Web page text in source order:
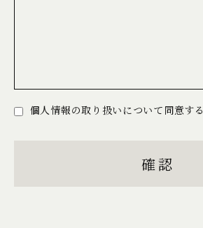
個人情報の取り扱いについて同意する